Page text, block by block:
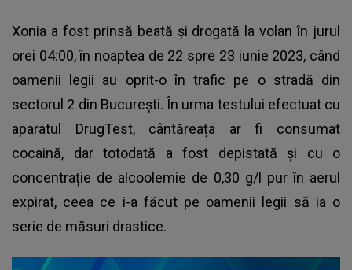
Xonia a fost prinsă beată și drogată la volan în jurul
orei 04:00, în noaptea de 22 spre 23 iunie 2023, când
oamenii legii au oprit-o în trafic pe o stradă din
sectorul 2 din București. În urma testului efectuat cu
aparatul DrugTest, cântăreața ar fi consumat
cocaină, dar totodată a fost depistată și cu o
concentrație de alcoolemie de 0,30 g/l pur în aerul
expirat, ceea ce i-a făcut pe oamenii legii să ia o
serie de măsuri drastice.